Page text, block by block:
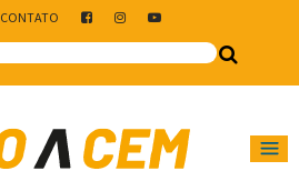
CONTATO